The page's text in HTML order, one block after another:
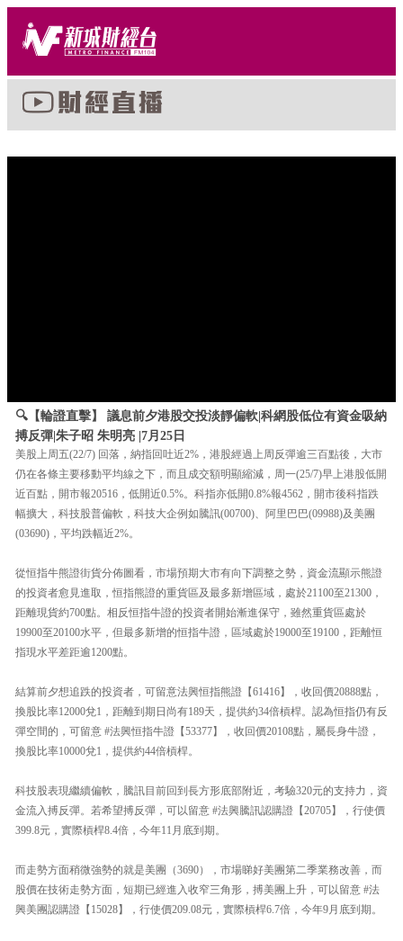
🔍【輪證直擊】 議息前夕港股交投淡靜偏軟|科網股低位有資金吸納
搏反彈|朱子昭 朱明亮 |7月25日
美股上周五(22/7) 回落，納指回吐近2%，港股經過上周反彈逾三百點後，大市
仍在各條主要移動平均線之下，而且成交額明顯縮減，周一(25/7)早上港股低開
近百點，開市報20516，低開近0.5%。科指亦低開0.8%報4562，開市後科指跌
幅擴大，科技股普偏軟，科技大企例如騰訊(00700)、阿里巴巴(09988)及美團
(03690)，平均跌幅近2%。
從恒指牛熊證街貨分佈圖看，市場預期大市有向下調整之勢，資金流顯示熊證
的投資者愈見進取，恒指熊證的重貨區及最多新增區域，處於21100至21300，
距離現貨約700點。相反恒指牛證的投資者開始漸進保守，雖然重貨區處於
19900至20100水平，但最多新增的恒指牛證，區域處於19000至19100，距離恒
指現水平差距逾1200點。
結算前夕想追跌的投資者，可留意法興恒指熊證【61416】，收回價20888點，
換股比率12000兌1，距離到期日尚有189天，提供約34倍槓桿。認為恒指仍有反
彈空間的，可留意 #法興恒指牛證【53377】，收回價20108點，屬長身牛證，
換股比率10000兌1，提供約44倍槓桿。
科技股表現繼續偏軟，騰訊目前回到長方形底部附近，考驗320元的支持力，資
金流入搏反彈。若希望搏反彈，可以留意 #法興騰訊認購證【20705】，行使價
399.8元，實際槓桿8.4倍，今年11月底到期。
而走勢方面稍微強勢的就是美團（3690），市場睇好美團第二季業務改善，而
股價在技術走勢方面，短期已經進入收窄三角形，搏美團上升，可以留意 #法
興美團認購證【15028】，行使價209.08元，實際槓桿6.7倍，今年9月底到期。